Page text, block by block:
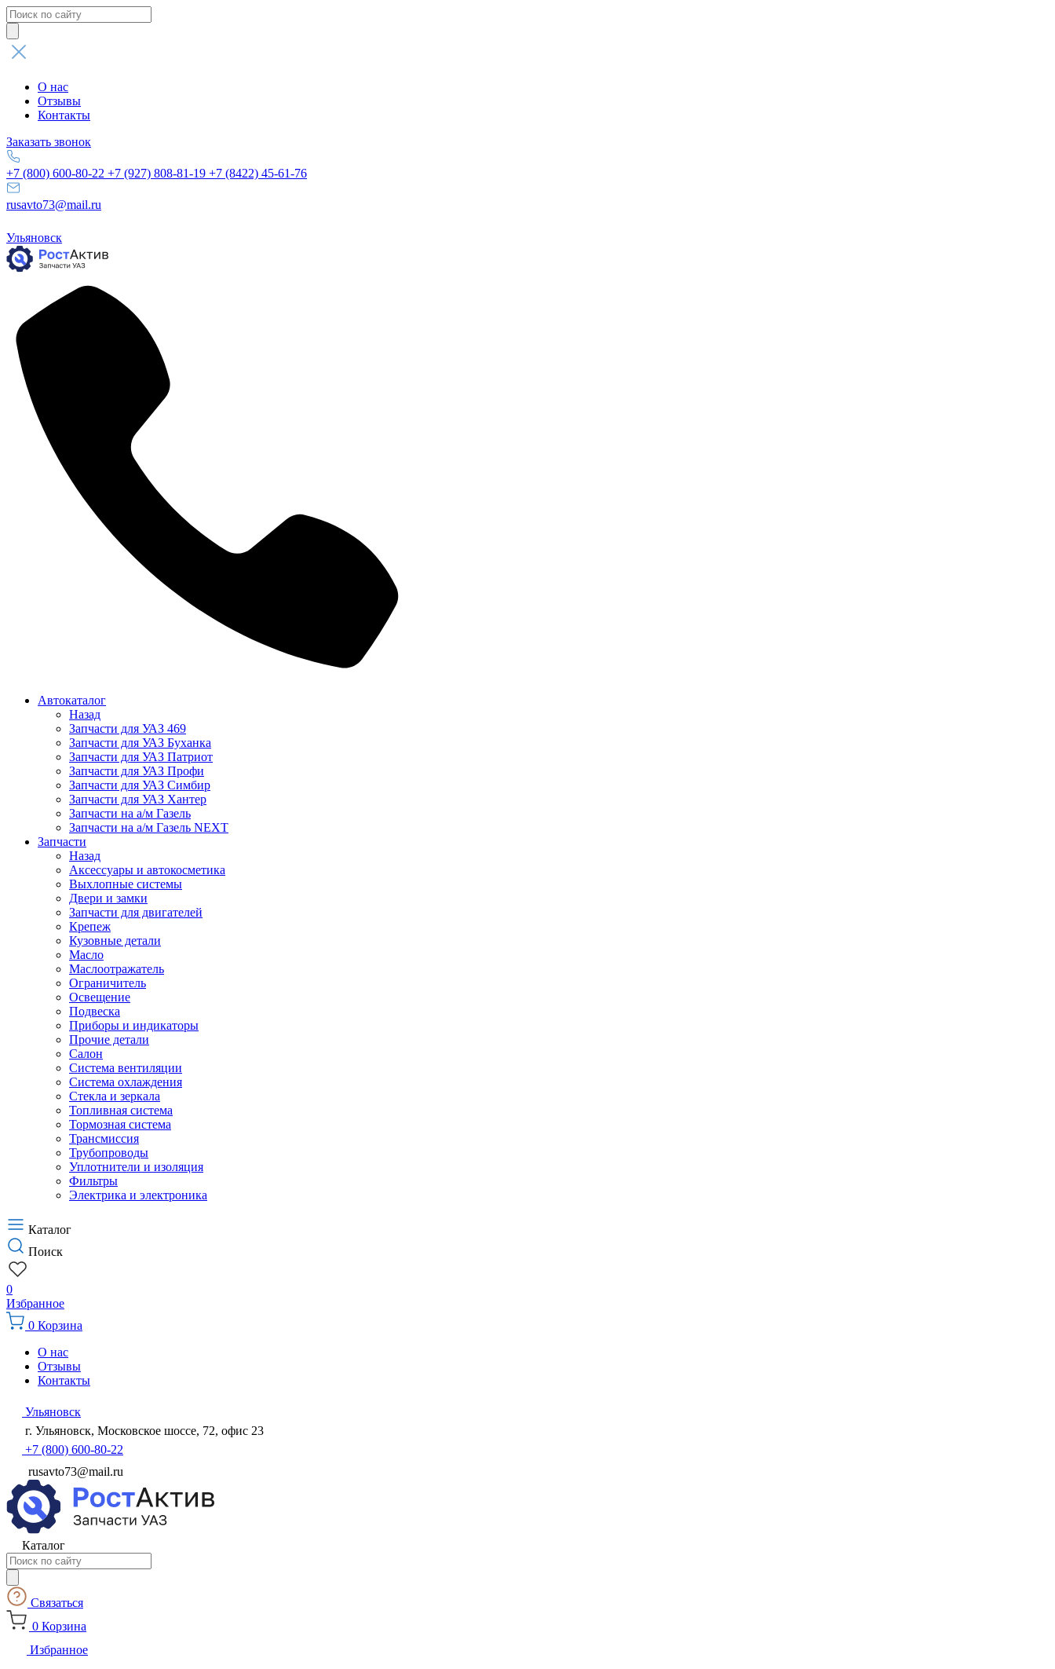
Поиск
товаров
О нас
Отзывы
Контакты
Заказать звонок
+7 (800) 600-80-22 +7 (927) 808-81-19 +7 (8422) 45-61-76
rusavto73@mail.ru
Ульяновск
Автокаталог
Назад
Запчасти для УАЗ 469
Запчасти для УАЗ Буханка
Запчасти для УАЗ Патриот
Запчасти для УАЗ Профи
Запчасти для УАЗ Симбир
Запчасти для УАЗ Хантер
Запчасти на а/м Газель
Запчасти на а/м Газель NEXT
Запчасти
Назад
Аксессуары и автокосметика
Выхлопные системы
Двери и замки
Запчасти для двигателей
Крепеж
Кузовные детали
Масло
Маслоотражатель
Ограничитель
Освещение
Подвеска
Приборы и индикаторы
Прочие детали
Салон
Система вентиляции
Система охлаждения
Стекла и зеркала
Топливная система
Тормозная система
Трансмиссия
Трубопроводы
Уплотнители и изоляция
Фильтры
Электрика и электроника
Каталог
Поиск
0
Избранное
0 Корзина
О нас
Отзывы
Контакты
Ульяновск
г. Ульяновск, Московское шоссе, 72, офис 23
+7 (800) 600-80-22
rusavto73@mail.ru
Каталог
Поиск
товаров
Связаться
0 Корзина
Избранное